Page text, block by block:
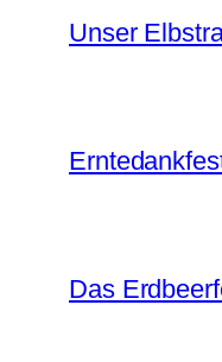
Unser
Das